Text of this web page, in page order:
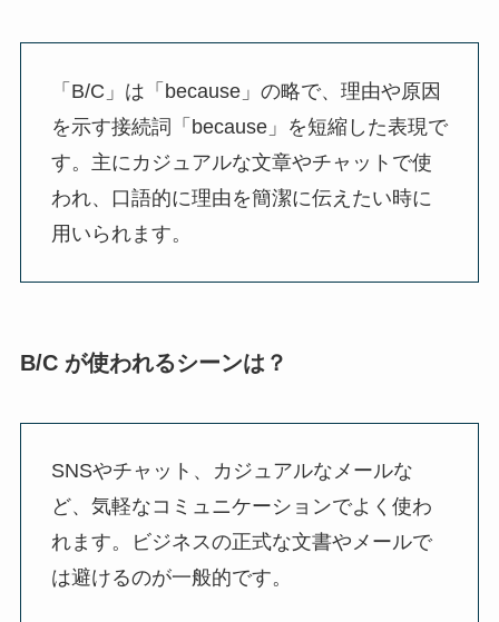
「B/C」は「because」の略で、理由や原因
を示す接続詞「because」を短縮した表現で
す。主にカジュアルな文章やチャットで使
われ、口語的に理由を簡潔に伝えたい時に
用いられます。
B/C が使われるシーンは？
SNSやチャット、カジュアルなメールな
ど、気軽なコミュニケーションでよく使わ
れます。ビジネスの正式な文書やメールで
は避けるのが一般的です。